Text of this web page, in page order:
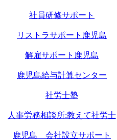
社員研修サポート
リストラサポート鹿児島
解雇サポート鹿児島
鹿児島給与計算センター
社労士塾
人事労務相談所:教えて社労士
鹿児島 会社設立サポート